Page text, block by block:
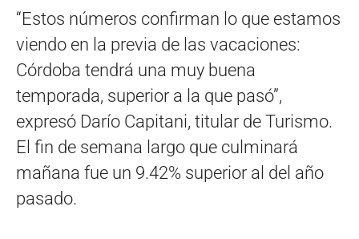
“Estos números confirman lo que estamos
viendo en la previa de las vacaciones:
Córdoba tendrá una muy buena
temporada, superior a la que pasó”,
expresó Darío Capitani, titular de Turismo.
El fin de semana largo que culminará
mañana fue un 9.42% superior al del año
pasado.